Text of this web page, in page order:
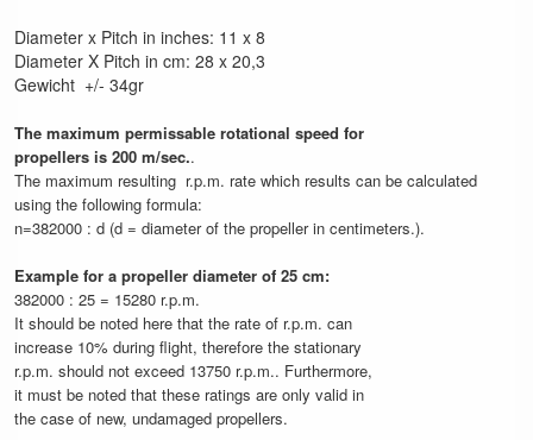
Diameter x Pitch in inches: 11 x 8
Diameter X Pitch in cm: 28 x 20,3
Gewicht +/- 34gr
The maximum permissable rotational speed for
propellers is 200 m/sec..
The maximum resulting r.p.m. rate which results can be calculated
using the following formula:
n=382000 : d (d = diameter of the propeller in centimeters.).
Example for a propeller diameter of 25 cm:
382000 : 25 = 15280 r.p.m.
It should be noted here that the rate of r.p.m. can
increase 10% during flight, therefore the stationary
r.p.m. should not exceed 13750 r.p.m.. Furthermore,
it must be noted that these ratings are only valid in
the case of new, undamaged propellers.